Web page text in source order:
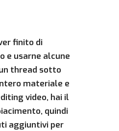
finito di
e usarne alcune
thread sotto
materiale e
video, hai il
quindi
aggiuntivi per